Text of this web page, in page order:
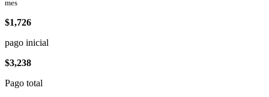
mes
$1,726
pago inicial
$3,238
Pago total